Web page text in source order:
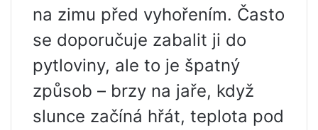
na zimu před vyhořením. Často
se doporučuje zabalit ji do
pytloviny, ale to je špatný
způsob – brzy na jaře, když
slunce začíná hřát, teplota pod